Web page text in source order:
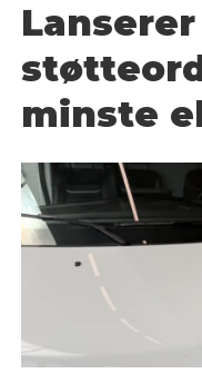
Lanserer
minste